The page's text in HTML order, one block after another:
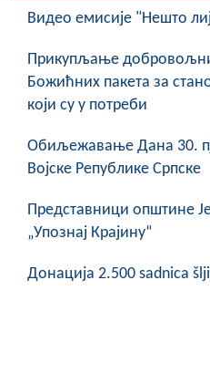
Видео емисије "Нешто
Прикупљање
Божићних пакета за
који су у потреби
Обиљежавање Данa 30.
Војске Републике Српске
Представници општине
„Упознај Крајину“
Донација 2.500 sadnica